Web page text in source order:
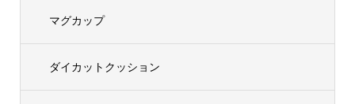
マグカップ
ダイカットクッション